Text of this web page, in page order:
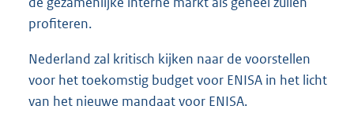
profiteren.
Nederland zal kritisch kijken naar de voorstellen
voor het toekomstig budget voor ENISA in het licht
van het nieuwe mandaat voor ENISA.